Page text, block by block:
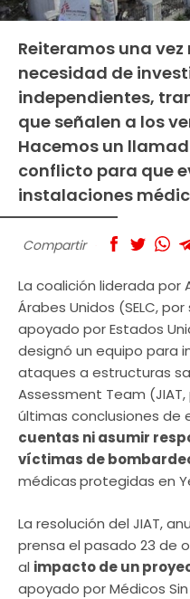
Reiteramos una
necesidad de
independientes,
que señalen a los
Hacemos un
conflicto para que
instalaciones
Compartir
La coalición liderada por
Árabes Unidos (SELC,
apoyado por Estados
designó un equipo para
ataques a estructuras
Assessment Team (JIAT,
últimas conclusiones de
cuentas ni asumir
víctimas de
médicasprotegidas en
La resolución del JIAT,
prensa el pasado 23 de
al impacto de un
apoyado por Médicos Sin